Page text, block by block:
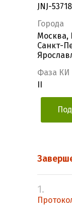
JNJ-
Города
Москва,
Санкт-
Фаза КИ
1.